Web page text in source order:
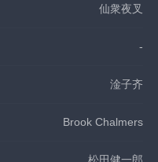
仙衆夜叉
-
淦子齐
Brook Chalmers